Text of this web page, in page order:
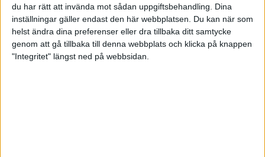
du har rätt att invända mot sådan uppgiftsbehandling. Dina
inställningar gäller endast den här webbplatsen. Du kan när som
helst ändra dina preferenser eller dra tillbaka ditt samtycke
genom att gå tillbaka till denna webbplats och klicka på knappen
"Integritet" längst ned på webbsidan.
Här hittar du Svenska Bowlingförbundets